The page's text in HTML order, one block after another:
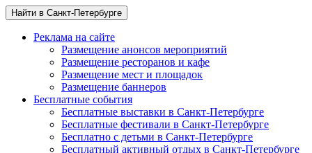
Найти в Санкт-Петербурге
Реклама на сайте
Размещение анонсов мероприятий
Размещение ресторанов и кафе
Размещение мест и площадок
Размещение баннеров
Бесплатные события
Бесплатные выставки в Санкт-Петербурге
Бесплатные фестивали в Санкт-Петербурге
Бесплатно с детьми в Санкт-Петербурге
Бесплатный активный отдых в Санкт-Петербурге